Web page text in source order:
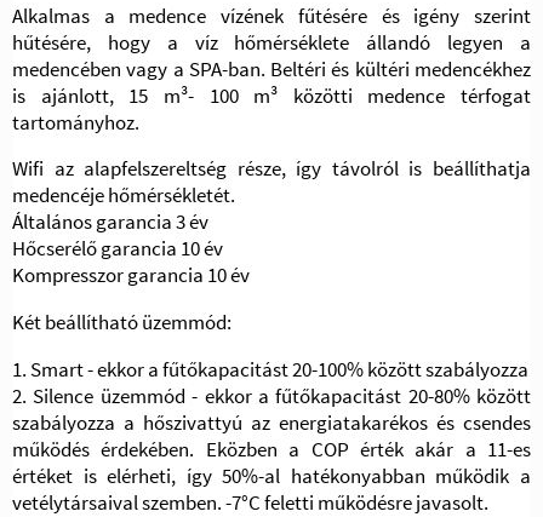
Alkalmas a medence vízének fűtésére és igény szerint
hűtésére, hogy a víz hőmérséklete állandó legyen a
medencében vagy a SPA-ban. Beltéri és kültéri medencékhez
is ajánlott, 15 m³- 100 m³ közötti medence térfogat
tartományhoz.
Wifi az alapfelszereltség része, így távolról is beállíthatja
medencéje hőmérsékletét.
Általános garancia 3 év
Hőcserélő garancia 10 év
Kompresszor garancia 10 év
Két beállítható üzemmód:
1. Smart - ekkor a fűtőkapacitást 20-100% között szabályozza
2. Silence üzemmód - ekkor a fűtőkapacitást 20-80% között
szabályozza a hőszivattyú az energiatakarékos és csendes
működés érdekében. Eközben a COP érték akár a 11-es
értéket is elérheti, így 50%-al hatékonyabban működik a
vetélytársaival szemben. -7°C feletti működésre javasolt.